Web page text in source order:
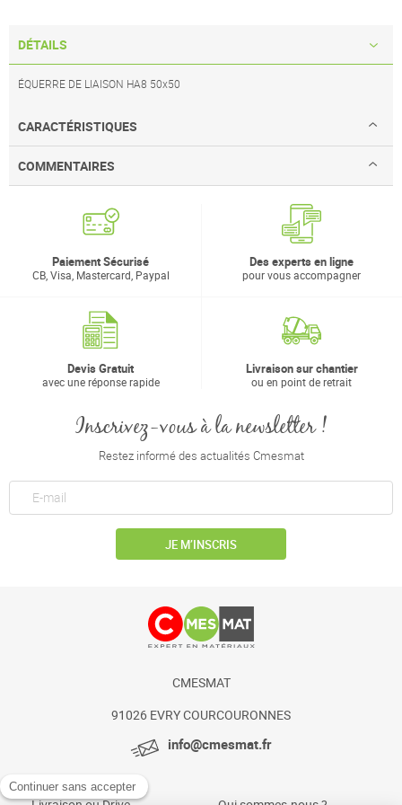
DÉTAILS
ÉQUERRE DE LIAISON HA8 50x50
CARACTÉRISTIQUES
COMMENTAIRES
Paiement Sécurisé
CB, Visa, Mastercard, Paypal
Des experts en ligne
pour vous accompagner
Devis Gratuit
avec une réponse rapide
Livraison sur chantier
ou en point de retrait
Inscrivez-vous à la newsletter !
Restez informé des actualités Cmesmat
JE M’INSCRIS
CMESMAT
91026 EVRY COURCOURONNES
info@cmesmat.fr